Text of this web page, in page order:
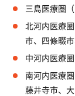
三島医療圏
北河内医療
市、四條畷
中河内医療
南河内医療
藤井寺市、